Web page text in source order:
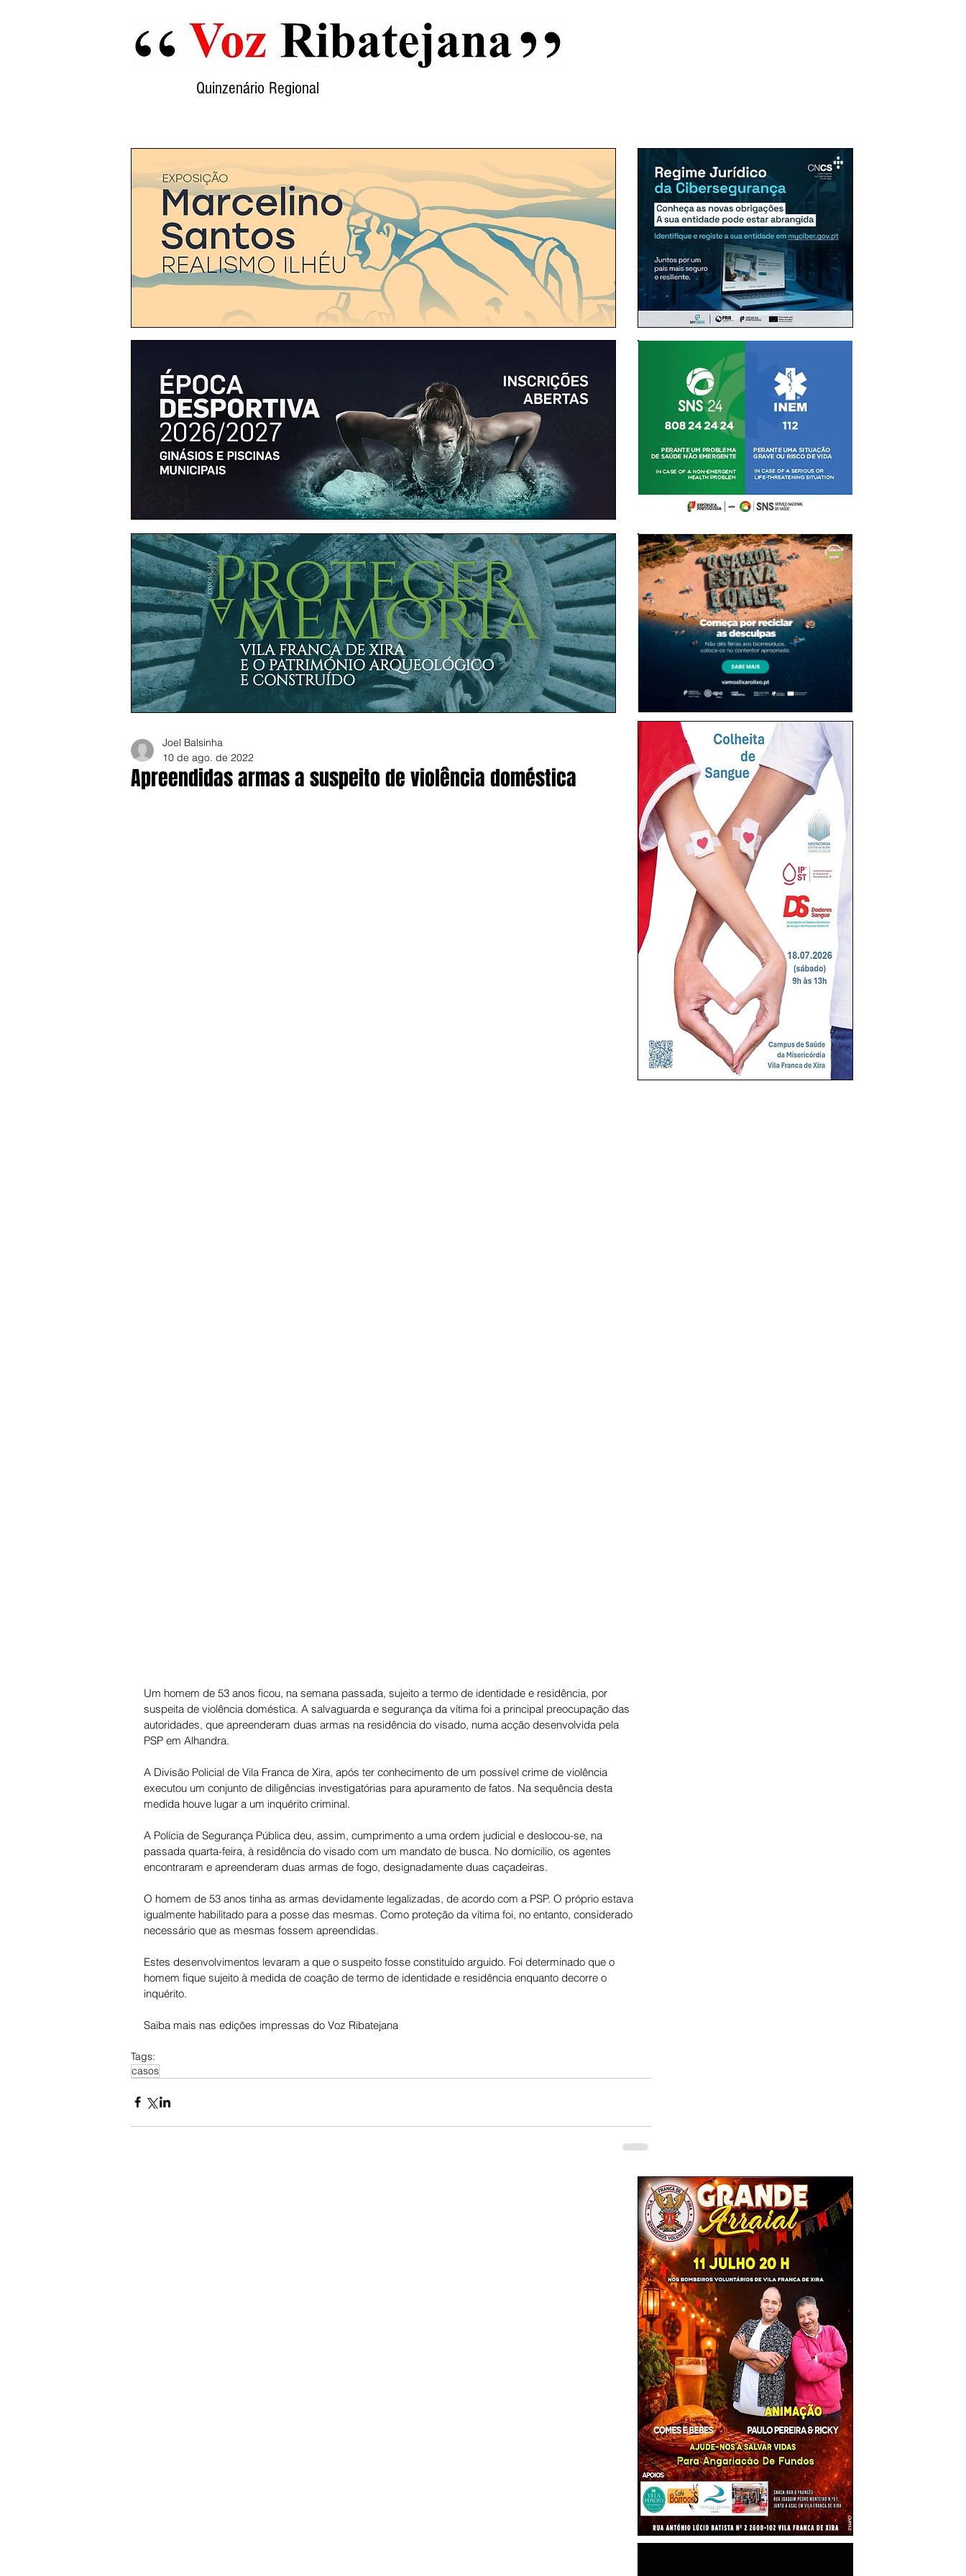
Quinzenário Regional
Apreendidas armas a suspeito de violência doméstica
Joel Balsinha
10 de ago. de 2022
Um homem de 53 anos ficou, na semana passada, sujeito a termo de identidade e residência, por
suspeita de violência doméstica. A salvaguarda e segurança da vítima foi a principal preocupação das
autoridades, que apreenderam duas armas na residência do visado, numa acção desenvolvida pela
PSP em Alhandra.
A Divisão Policial de Vila Franca de Xira, após ter conhecimento de um possível crime de violência
executou um conjunto de diligências investigatórias para apuramento de fatos. Na sequência desta
medida houve lugar a um inquérito criminal.
A Polícia de Segurança Pública deu, assim, cumprimento a uma ordem judicial e deslocou-se, na
passada quarta-feira, à residência do visado com um mandato de busca. No domicilio, os agentes
encontraram e apreenderam duas armas de fogo, designadamente duas caçadeiras.
O homem de 53 anos tinha as armas devidamente legalizadas, de acordo com a PSP. O próprio estava
igualmente habilitado para a posse das mesmas. Como proteção da vítima foi, no entanto, considerado
necessário que as mesmas fossem apreendidas.
Estes desenvolvimentos levaram a que o suspeito fosse constituído arguido. Foi determinado que o
homem fique sujeito à medida de coação de termo de identidade e residência enquanto decorre o
inquérito.
Saiba mais nas edições impressas do Voz Ribatejana
Tags:
casos